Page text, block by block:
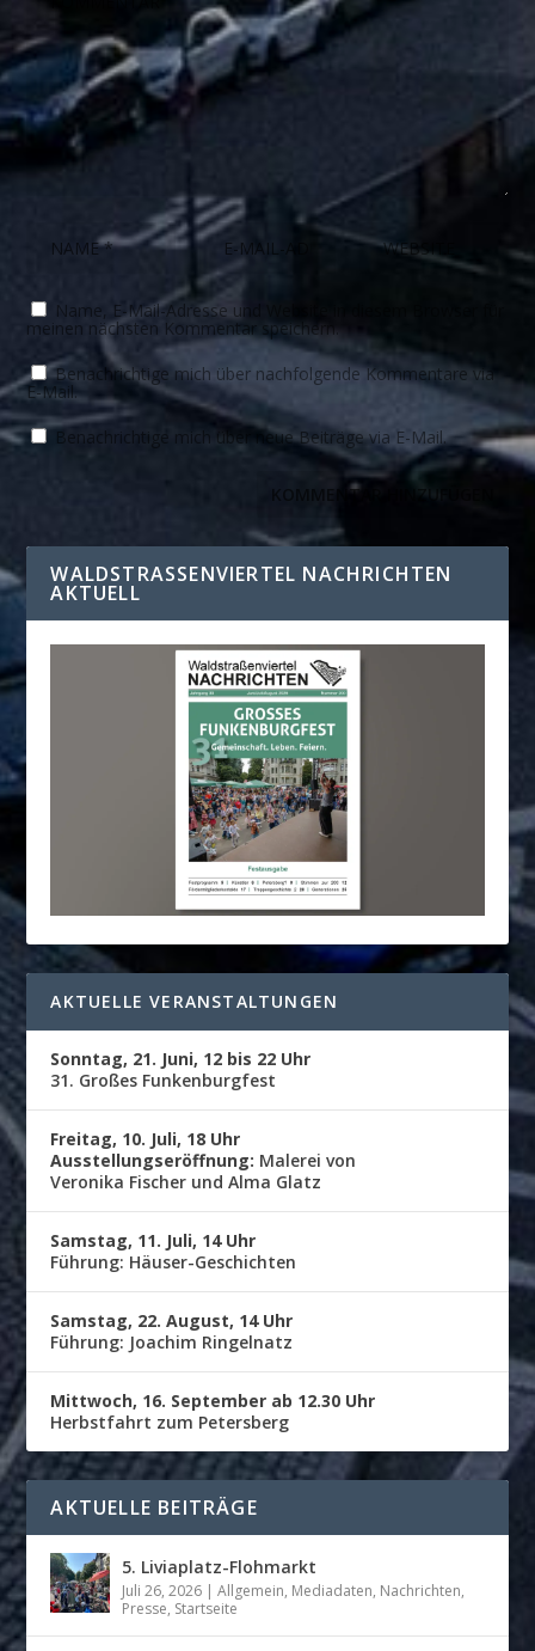
Name, E-Mail-Adresse und Website in diesem Browser für
meinen nächsten Kommentar speichern.
Benachrichtige mich über nachfolgende Kommentare via
E-Mail.
Benachrichtige mich über neue Beiträge via E-Mail.
WALDSTRASSENVIERTEL NACHRICHTEN A
KTUELL
AKTUELLE VERANSTALTUNGEN
Sonntag, 21. Juni, 12 bis 22 Uhr
31. Großes Funkenburgfest
Freitag, 10. Juli, 18 Uhr
Ausstellungseröffnung: Malerei von
Veronika Fischer und Alma Glatz
Samstag, 11. Juli, 14 Uhr
Führung: Häuser-Geschichten
Samstag, 22. August, 14 Uhr
Führung: Joachim Ringelnatz
Mittwoch, 16. September ab 12.30 Uhr
Herbstfahrt zum Petersberg
AKTUELLE BEITRÄGE
5. Liviaplatz-Flohmarkt
Juli 26, 2026 |Allgemein, Mediadaten, Nachrichten,
Presse, Startseite